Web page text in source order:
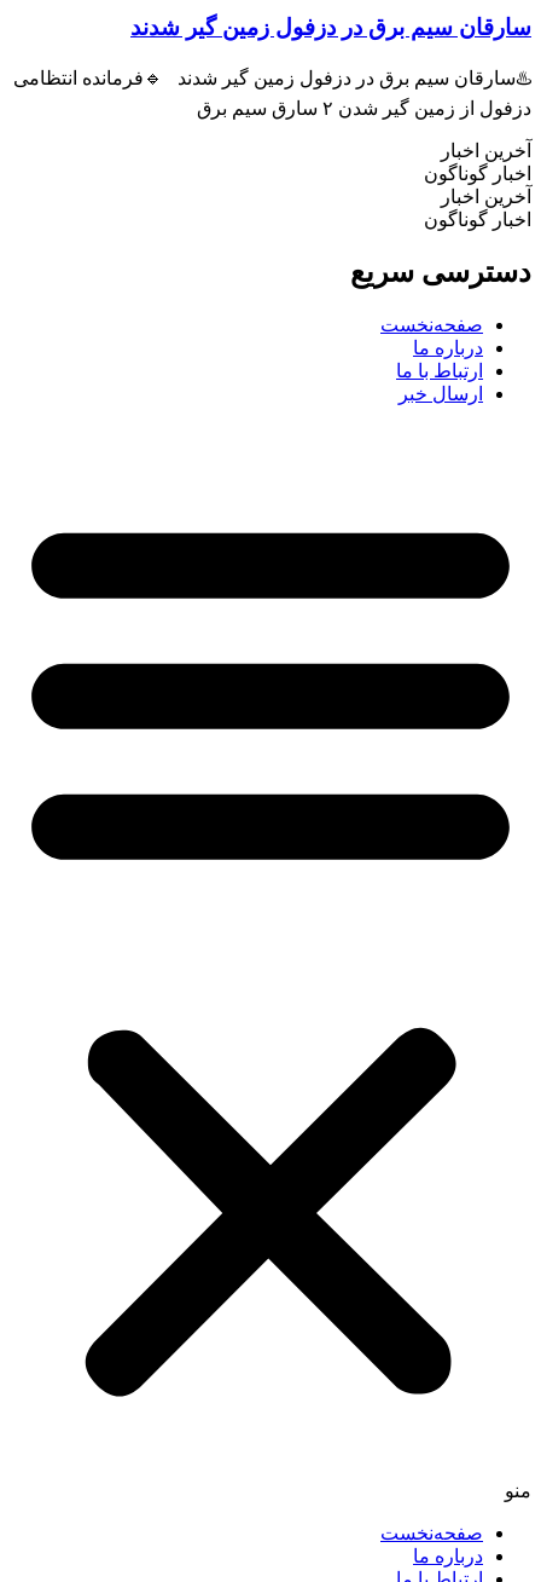
سیم برق در دزفول زمین گیر شدند
سیم برق در دزفول زمین گیر شدند 🔹فرمانده انتظامی
زمین گیر شدن ۲ سارق سیم برق
اخبار
گوناگون
اخبار
گوناگون
سریع
صفحه‌نخست
درباره ما
ارتباط با ما
ارسال خبر
صفحه‌نخست
درباره ما